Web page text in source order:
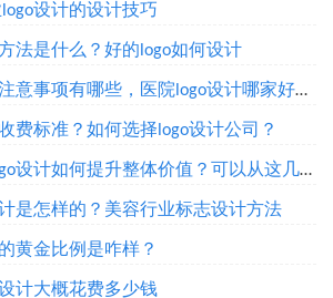
设计的设计技巧
法是什么？好的logo如何设计
意事项有哪些，医院logo设计哪家好呢？
费标准？如何选择logo设计公司？
计如何提升整体价值？可以从这几个方面设计
是怎样的？美容行业标志设计方法
黄金比例是咋样？
计大概花费多少钱